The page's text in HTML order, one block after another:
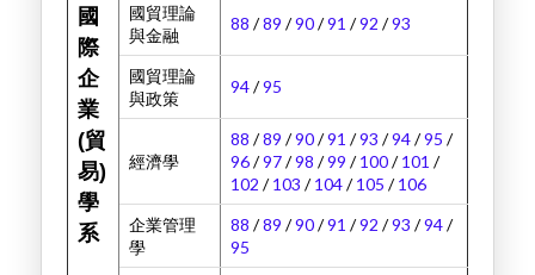
國
際
企
業
(貿
易)
學
系
國貿理論
與金融
88 /89 /90/91 /92 /93
國貿理論
與政策
94/95
經濟學
88 /89 /90/91 /93 /94/95 /
96/97/98 /99 /100/101 /
102 /103 /104/105 /106
企業管理
學
88 /89 /90/91 /92 /93 /94/
95